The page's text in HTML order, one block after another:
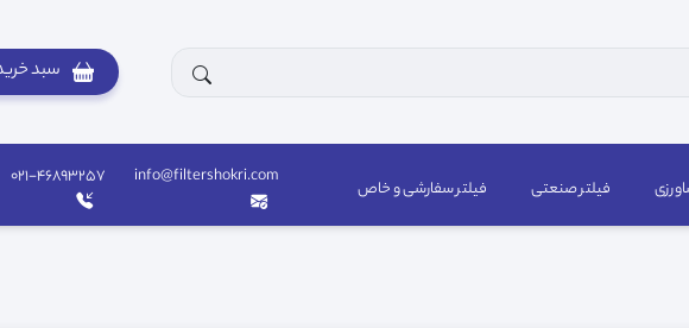
سبد
فیلتر صنعتی فیلتر سفارشی و خاص
info@filtershokri.com
021-46893257